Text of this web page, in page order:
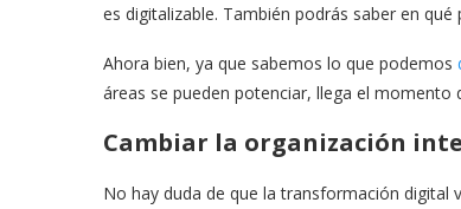
es digitalizable. También podrás saber en
Ahora bien, ya que sabemos lo que podemos
áreas se pueden potenciar, llega el
Cambiar la organización
No hay duda de que la transformación digital